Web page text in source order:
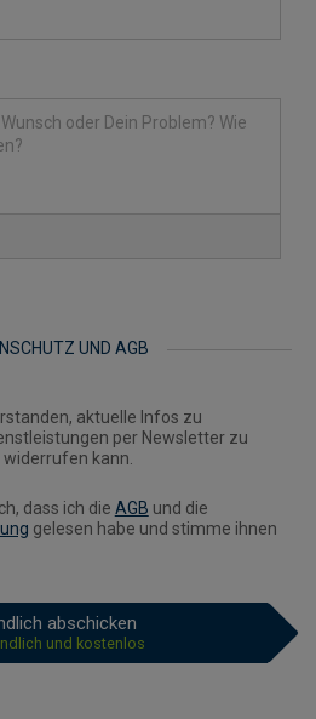
UND AGB
aktuelle Infos zu
per Newsletter zu
kann.
dass ich die AGB und die
gelesen habe und stimme ihnen
abschicken
und kostenlos